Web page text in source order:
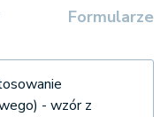
Formularze
- wzór z